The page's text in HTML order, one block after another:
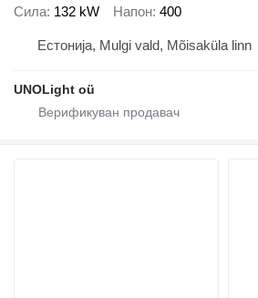
Сила 132 kW Напон 400
Естонија, Mulgi vald, Mõisaküla linn
UNOLight oü